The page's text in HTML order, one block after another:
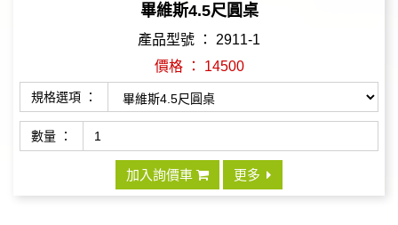
畢維斯4.5尺圓桌
產品型號 ： 2911-1
價格 ： 14500
規格選項 ：
數量 ：
加入詢價車 更多